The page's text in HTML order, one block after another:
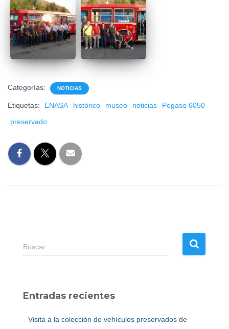
Categorías: NOTICIAS
Etiquetas: ENASA histórico museo noticias
Pegaso 6050
preservado
B
u
r
Buscar …
Entradas recientes
Visita a la colección de vehículos preservados de